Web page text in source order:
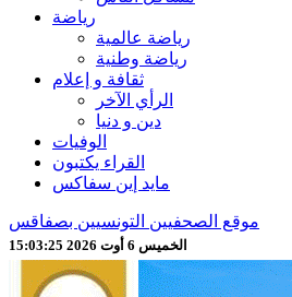
رياضة
رياضة عالمية
رياضة وطنية
ثقافة و إعلام
الرأي الآخر
دين و دنيا
الوفيات
القراء يكتبون
مايد إين سفاكس
موقع الصحفيين التونسيين بصفاقس
الخميس 6 أوت 2026 15:03:27